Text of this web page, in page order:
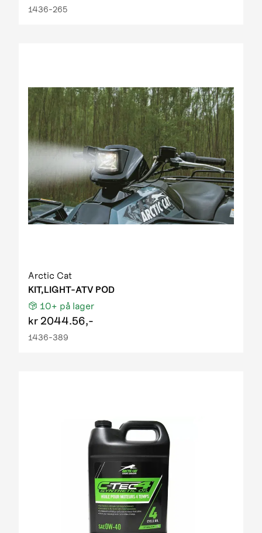
1436-265
Arctic Cat
KIT,LIGHT-ATV POD
10+ på lager
kr 2044.56,-
1436-389